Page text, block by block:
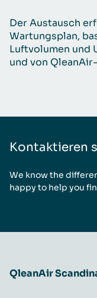
Der Austausch
Wartungsplan,
Luftvolumen und
und von
Kontaktieren
We know the
happy to help you
QleanAir